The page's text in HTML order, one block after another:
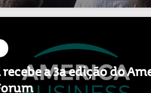
a 3a edição do